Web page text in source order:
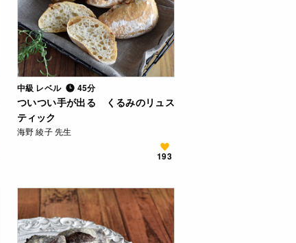
中級 レベル 45分
ついつい手が出る くるみのリュス
ティック
海野 綾子 先生
193